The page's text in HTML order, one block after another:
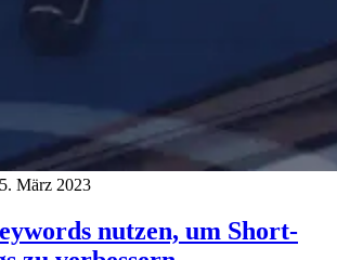
März 2023
nutzen, um Short-